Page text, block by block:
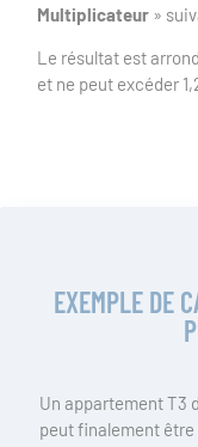
Multiplicateur »
Le résultat est
et ne peut excéder
EXEMPLE DE
Un appartement T3
peut finalement être